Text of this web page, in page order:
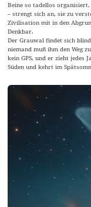
Beine so tadellos
– strengt sich an, sie zu
Zivilisation mit in den
Denkbar.
Der Grauwal findet sich
niemand muß ihm den Weg
kein GPS, und er zieht jedes
Süden und kehrt im